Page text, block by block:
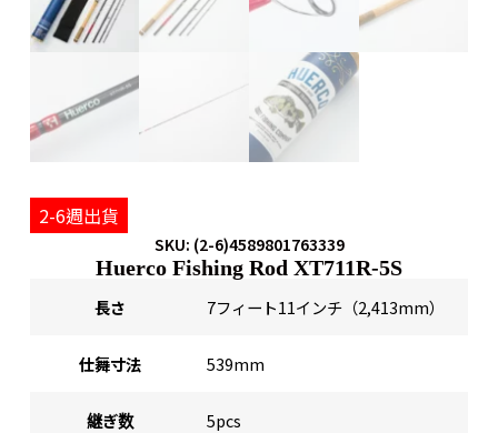
2-6週出貨
SKU: (2-6)4589801763339
Huerco Fishing Rod XT711R-5S
長さ 7フィート11インチ（2,413mm）
仕舞寸法 539mm
継ぎ数 5pcs